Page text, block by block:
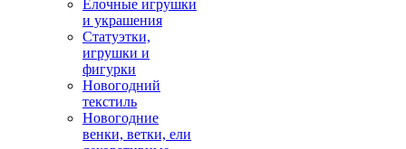
Елочные игрушки
и украшения
Статуэтки,
игрушки и
фигурки
Новогодний
текстиль
Новогодние
венки, ветки, ели